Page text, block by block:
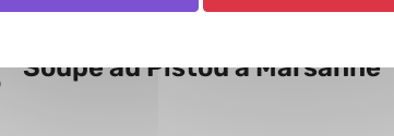
Soupe au Pistou à Marsanne